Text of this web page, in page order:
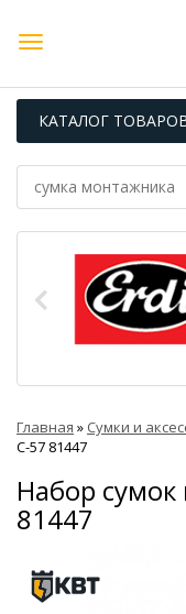
КАТАЛОГ
Главная » Сумки и
С-57 81447
Набор
81447